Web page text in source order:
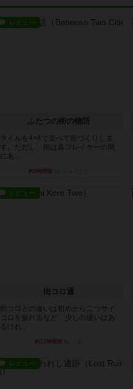
レビュー
ふたつの街の物語
タイルを4×4で並べて街づくりしま
す。ただし、街は各プレイヤーの間
にあ...
約5時間前
レビュー
街コロ通
街コロとの違いは初めから二つサイ
コロを振れるなど、少しの違いはあ
るけれ...
約11時間前
レビュー